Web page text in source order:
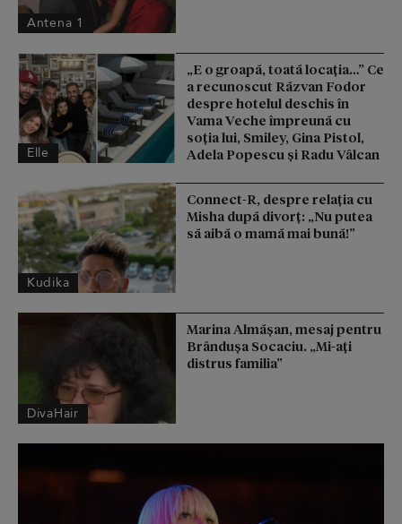
Antena 1
Elle
„E o groapă, toată locația…” Ce
a recunoscut Răzvan Fodor
despre hotelul deschis în
Vama Veche împreună cu
soția lui, Smiley, Gina Pistol,
Adela Popescu și Radu Vâlcan
Kudika
Connect-R, despre relația cu
Misha după divorț: „Nu putea
să aibă o mamă mai bună!”
DivaHair
Marina Almășan, mesaj pentru
Brândușa Socaciu. „Mi-ați
distrus familia”